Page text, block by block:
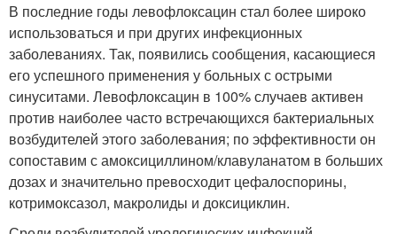
В последние годы левофлоксацин стал более широко
использоваться и при других инфекционных
заболеваниях. Так, появились сообщения, касающиеся
его успешного применения у больных с острыми
синуситами. Левофлоксацин в 100% случаев активен
против наиболее часто встречающихся бактериальных
возбудителей этого заболевания; по эффективности он
сопоставим с амоксициллином/клавуланатом в больших
дозах и значительно превосходит цефалоспорины,
котримоксазол, макролиды и доксициклин.